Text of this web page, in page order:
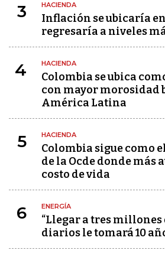
3 HACIENDA
Inflación se ubicaría
regresaría a niveles
4 HACIENDA
Colombia se ubica
con mayor morosidad
América Latina
5 HACIENDA
Colombia sigue como
de la Ocde donde más
costo de vida
6 ENERGÍA
“Llegar a tres
diarios le tomará 10